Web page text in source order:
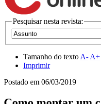
Pesquisar nesta revista:
Tamanho do texto A- A+
Imprimir
Postado em 06/03/2019